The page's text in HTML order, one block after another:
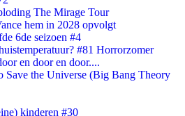
The Mirage Tour
hem in 2028 opvolgt
6de seizoen #4
#81 Horrorzomer
en door en door....
Save the Universe (Big Bang Theory
kinderen #30